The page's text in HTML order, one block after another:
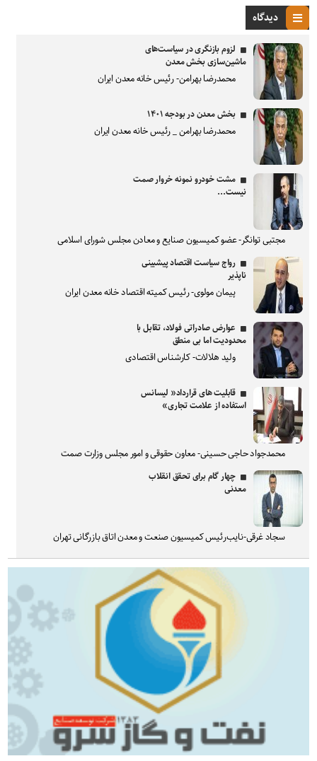
دیدگاه
لزوم بازنگری در سیاست‌های
ماشین‌سازی بخش معدن
محمدرضا بهرامن- رئیس خانه معدن ایران
بخش معدن در بودجه ۱۴۰۱
محمدرضا بهرامن _ رئیس خانه معدن ایران
مشت خودرو نمونه خروار صمت
نیست...
مجتبی توانگر- عضو کمیسیون صنایع و معادن مجلس شورای اسلامی
رواج سیاست اقتصاد پیشبینی
ناپذیر
پیمان مولوی- رئیس کمیته اقتصاد خانه معدن ایران
عوارض صادراتی فولاد، تقابل با
محدودیت اما بی منطق
ولید هلالات- کارشناس اقتصادی
قابلیت های قرارداد« لیسانس
استفاده از علامت تجاری»
محمدجواد حاجی حسینی- معاون حقوقی و امور مجلس وزارت صمت
چهار گام برای تحقق انقلاب
معدنی
سجاد غرقی-نایب‌رئیس کمیسیون صنعت و معدن اتاق بازرگانی تهران